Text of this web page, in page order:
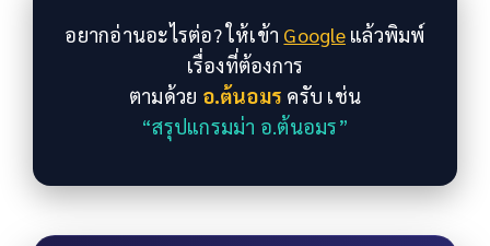
อยากอ่านอะไรต่อ? ให้เข้า Googleแล้วพิมพ์
เรื่องที่ต้องการ
ตามด้วย อ.ต้นอมร ครับ เช่น
“สรุปแกรมม่า อ.ต้นอมร”